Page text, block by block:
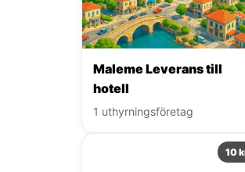
Maleme Leverans till
hotell
1 uthyrningsföretag
10